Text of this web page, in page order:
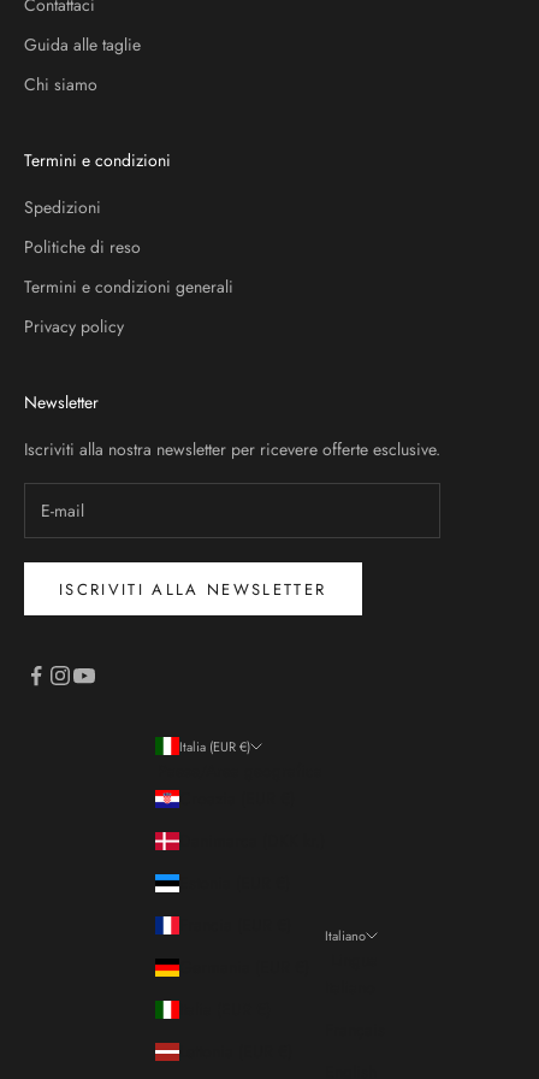
Contattaci
Guida alle taglie
Chi siamo
Termini e condizioni
Spedizioni
Politiche di reso
Termini e condizioni generali
Privacy policy
Newsletter
Iscriviti alla nostra newsletter per ricevere offerte esclusive.
ISCRIVITI ALLA NEWSLETTER
Italia (EUR €)
Croazia (EUR €)
Danimarca (DKK kr.)
Estonia (EUR €)
Francia (EUR €)
Germania (EUR €)
Italia (EUR €)
Lettonia (EUR €)
Italiano